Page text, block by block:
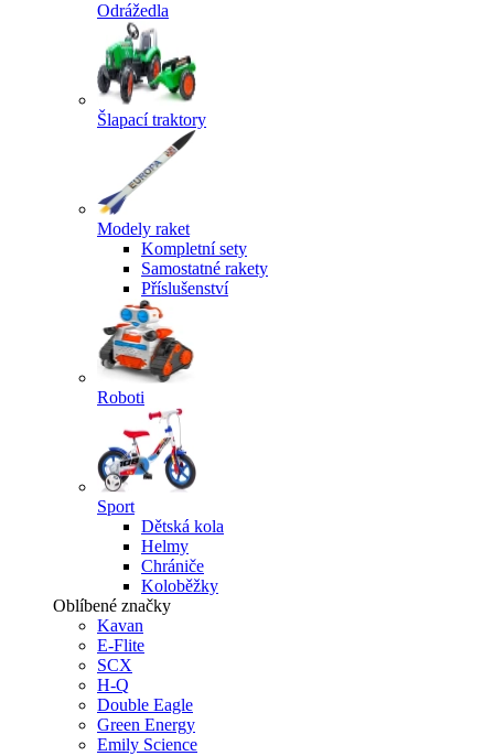
Odrážedla
Šlapací traktory
Modely raket
Kompletní sety
Samostatné rakety
Příslušenství
Roboti
Sport
Dětská kola
Helmy
Chrániče
Koloběžky
Oblíbené značky
Kavan
E-Flite
SCX
H-Q
Double Eagle
Green Energy
Emily Science